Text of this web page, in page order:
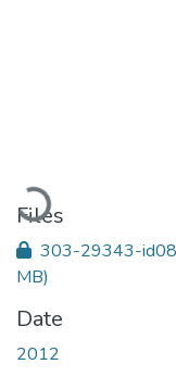
Loading...
Files
303-29343-
MB)
Date
2012